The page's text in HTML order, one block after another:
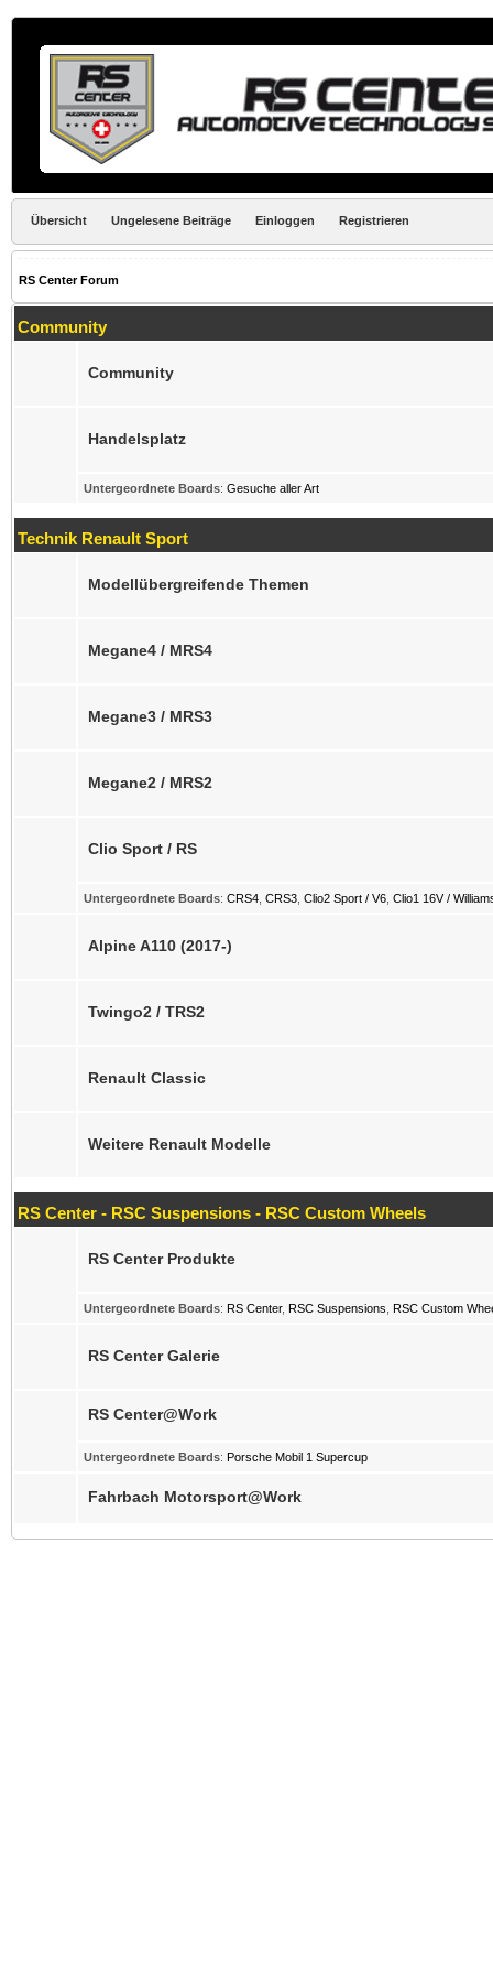
Übersicht Ungelesene Beiträge Einloggen Registrieren
RS Center Forum
Community
Community
Handelsplatz
Untergeordnete Boards: Gesuche aller Art
Technik Renault Sport
Modellübergreifende Themen
Megane4 / MRS4
Megane3 / MRS3
Megane2 / MRS2
Clio Sport / RS
Untergeordnete Boards: CRS4, CRS3, Clio2 Sport / V6, Clio1 16V /
Alpine A110 (2017-)
Twingo2 / TRS2
Renault Classic
Weitere Renault Modelle
RS Center - RSC Suspensions - RSC Custom Wheels
RS Center Produkte
Untergeordnete Boards: RS Center, RSC Suspensions RSC Custom
RS Center Galerie
RS Center@Work
Untergeordnete Boards: Porsche Mobil 1 Supercup
Fahrbach Motorsport@Work